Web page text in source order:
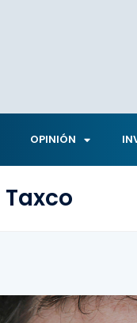
OPINIÓN
Taxco